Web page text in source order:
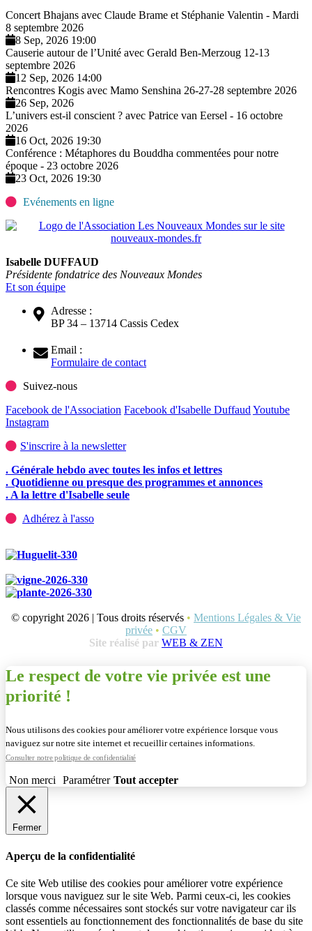
Concert Bhajans avec Claude Brame et Stéphanie Valentin - Mardi
8 septembre 2026
8 Sep, 2026 19:00
Causerie autour de l’Unité avec Gerald Ben-Merzoug 12-13
septembre 2026
12 Sep, 2026 14:00
Rencontres Kogis avec Mamo Senshina 26-27-28 septembre 2026
26 Sep, 2026
L’univers est-il conscient ? avec Patrice van Eersel - 16 octobre
2026
16 Oct, 2026 19:30
Conférence : Métaphores du Bouddha commentées pour notre
époque - 23 octobre 2026
23 Oct, 2026 19:30
Evénements en ligne
Isabelle DUFFAUD
Présidente fondatrice des Nouveaux Mondes
Et son équipe
Adresse :
BP 34 – 13714 Cassis Cedex
Email :
Formulaire de contact
Suivez-nous
Facebook de l'Association Facebook d'Isabelle Duffaud Youtube
Instagram
S'inscrire à la newsletter
. Générale hebdo avec toutes les infos et lettres
. Quotidienne ou presque des programmes et annonces
. A la lettre d'Isabelle seule
Adhérez à l'asso
© copyright 2026 | Tous droits réservés • Mentions Légales & Vie
privée • CGV
Site réalisé par WEB & ZEN
Le respect de votre vie privée est une
priorité !
Nous utilisons des cookies pour améliorer votre expérience lorsque vous
naviguez sur notre site internet et recueillir certaines informations.
Consulter notre politique de confidentialité
Non merci Paramétrer Tout accepter
Fermer
Aperçu de la confidentialité
Ce site Web utilise des cookies pour améliorer votre expérience
lorsque vous naviguez sur le site Web. Parmi ceux-ci, les cookies
classés comme nécessaires sont stockés sur votre navigateur car ils
sont essentiels au fonctionnement des fonctionnalités de base du site